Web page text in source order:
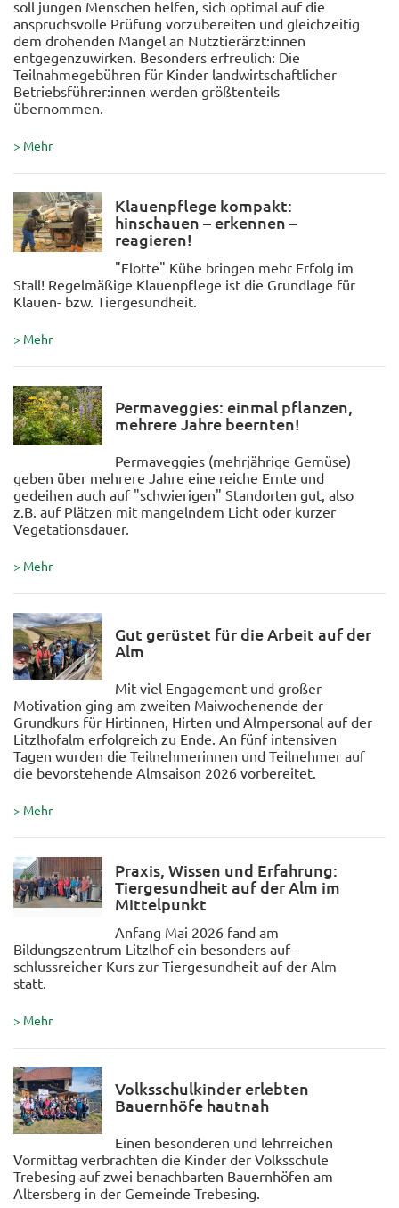
soll jungen Menschen helfen, sich optimal auf die
anspruchsvolle Prüfung vorzubereiten und gleichzeitig
dem drohenden Mangel an Nutztierärzt:innen
entgegenzuwirken. Besonders erfreulich: Die
Teilnahmegebühren für Kinder landwirtschaftlicher
Betriebsführer:innen werden größtenteils
übernommen.
> Mehr
Klauenpflege kompakt:
hinschauen – erkennen –
reagieren!
"Flotte" Kühe bringen mehr Erfolg im
Stall! Regelmäßige Klauenpflege ist die Grundlage für
Klauen- bzw. Tiergesundheit.
> Mehr
Permaveggies: einmal pflanzen,
mehrere Jahre beernten!
Permaveggies (mehrjährige Gemüse)
geben über mehrere Jahre eine reiche Ernte und
gedeihen auch auf "schwierigen" Standorten gut, also
z.B. auf Plätzen mit mangelndem Licht oder kurzer
Vegetationsdauer.
> Mehr
Gut gerüstet für die Arbeit auf der
Alm
Mit viel Engagement und großer
Motivation ging am zweiten Maiwochenende der
Grundkurs für Hirtinnen, Hirten und Almpersonal auf der
Litzlhofalm erfolgreich zu Ende. An fünf intensiven
Tagen wurden die Teilnehmerinnen und Teilnehmer auf
die bevorstehende Almsaison 2026 vorbereitet.
> Mehr
Praxis, Wissen und Erfahrung:
Tiergesundheit auf der Alm im
Mittelpunkt
Anfang Mai 2026 fand am
Bildungszentrum Litzlhof ein besonders auf-
schlussreicher Kurs zur Tiergesundheit auf der Alm
statt.
> Mehr
Volksschulkinder erlebten
Bauernhöfe hautnah
Einen besonderen und lehrreichen
Vormittag verbrachten die Kinder der Volksschule
Trebesing auf zwei benachbarten Bauernhöfen am
Altersberg in der Gemeinde Trebesing.